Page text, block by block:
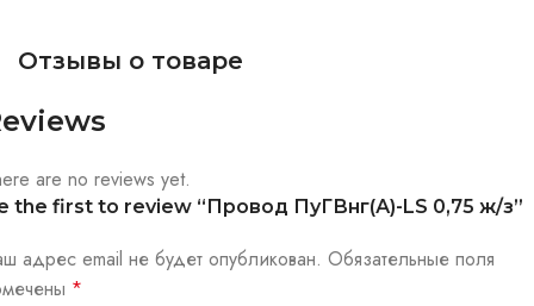
Отзывы о товаре
are no reviews yet.
the first to review “Провод ПуГВнг(А)-LS 0,75 ж/з”
адрес email не будет опубликован. Обязательные поля
*